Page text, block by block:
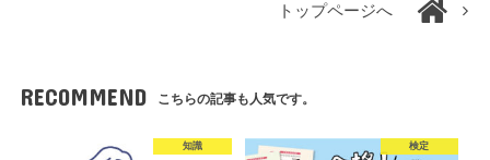
トップページへ
RECOMMEND こちらの記事も人気です。
知識 検定